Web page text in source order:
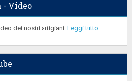
Video
dei nostri artigiani. Leggi tutto...